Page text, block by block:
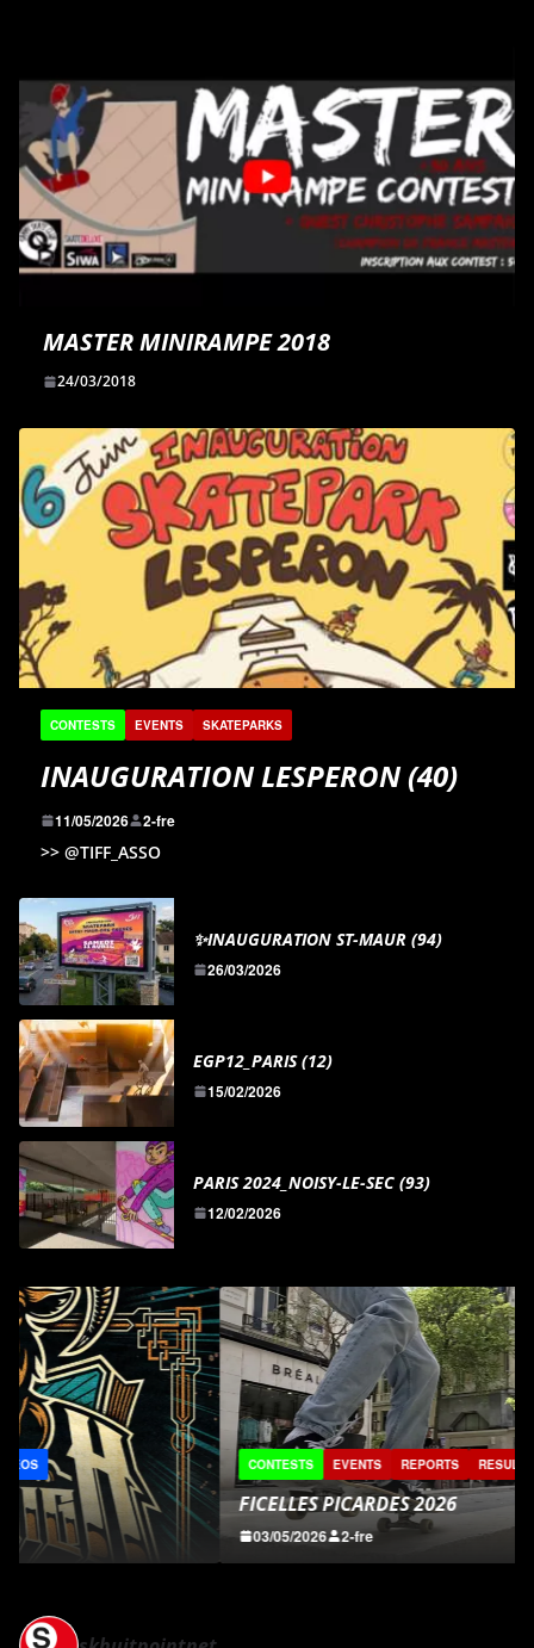
MASTER MINIRAMPE 2018
24/03/2018
CONTESTS EVENTS SKATEPARKS
INAUGURATION LESPERON (40)
11/05/2026 2-fre
>> @TIFF_ASSO
✨INAUGURATION ST-MAUR (94)
26/03/2026
EGP12_PARIS (12)
15/02/2026
PARIS 2024_NOISY-LE-SEC (93)
12/02/2026
CONTESTS EVENTS REPORTS RESULTATS VIDÉOS
FICELLES PICARDES 2026
03/05/2026